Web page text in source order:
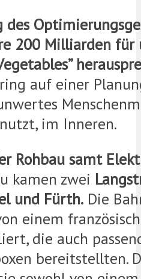
des
200 Milliarden für
auf einer
im Inneren.
Rohbau samt
kamen zwei
und Fürth. Die
einem
die auch
bereitstellten.